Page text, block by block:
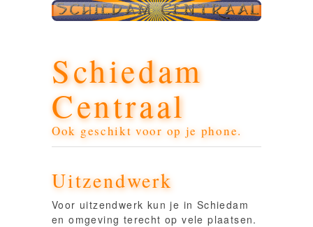
Schiedam
Centraal
Ook geschikt voor op je phone.
Uitzendwerk
Voor uitzendwerk kun je in Schiedam
en omgeving terecht op vele plaatsen.